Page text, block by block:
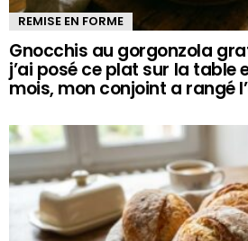
REMISE EN FORME
Gnocchis au gorgonzola
j’ai posé ce plat sur la table
mois, mon conjoint a rangé